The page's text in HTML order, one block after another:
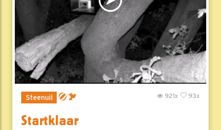
Steenuil 93x
921x
Startklaar